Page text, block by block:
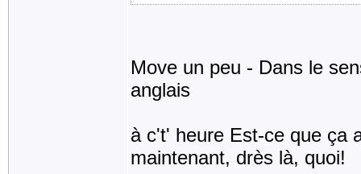
Move un peu - Dans le
anglais
à c't' heure Est-ce que ça
maintenant, drès là, quoi!